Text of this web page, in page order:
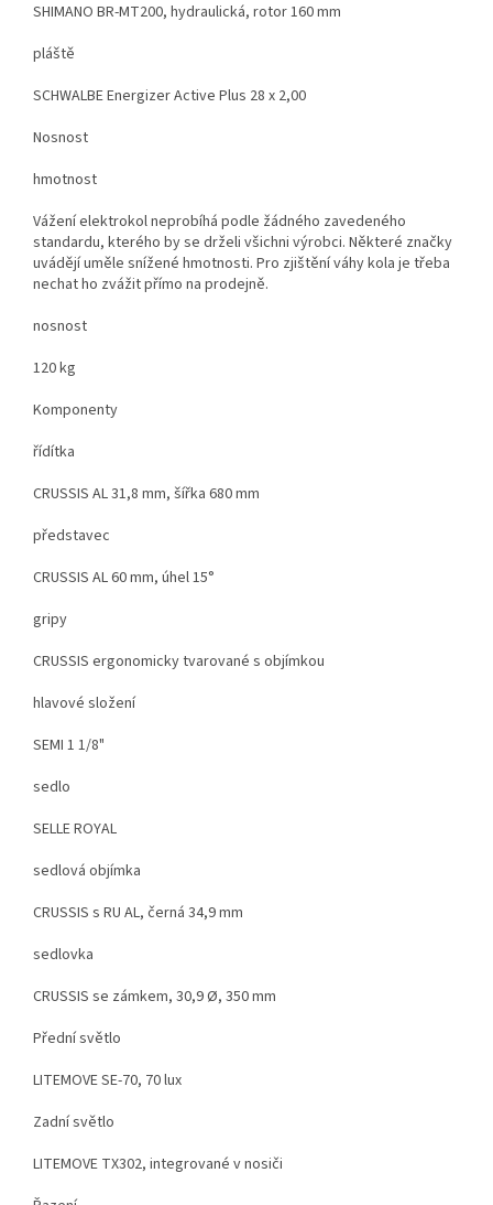
SHIMANO BR-MT200, hydraulická, rotor 160 mm
pláště
SCHWALBE Energizer Active Plus 28 x 2,00
Nosnost
hmotnost
Vážení elektrokol neprobíhá podle žádného zavedeného
standardu, kterého by se drželi všichni výrobci. Některé značky
uvádějí uměle snížené hmotnosti. Pro zjištění váhy kola je třeba
nechat ho zvážit přímo na prodejně.
nosnost
120 kg
Komponenty
řídítka
CRUSSIS AL 31,8 mm, šířka 680 mm
představec
CRUSSIS AL 60 mm, úhel 15°
gripy
CRUSSIS ergonomicky tvarované s objímkou
hlavové složení
SEMI 1 1/8"
sedlo
SELLE ROYAL
sedlová objímka
CRUSSIS s RU AL, černá 34,9 mm
sedlovka
CRUSSIS se zámkem, 30,9 Ø, 350 mm
Přední světlo
LITEMOVE SE-70, 70 lux
Zadní světlo
LITEMOVE TX302, integrované v nosiči